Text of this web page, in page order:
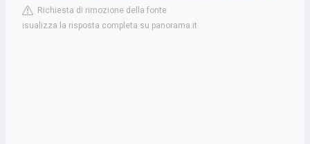
Richiesta di rimozione della fonte
isualizza la risposta completa su panorama.it